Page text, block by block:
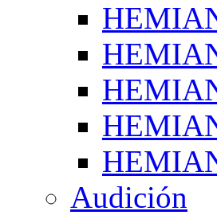
Audición